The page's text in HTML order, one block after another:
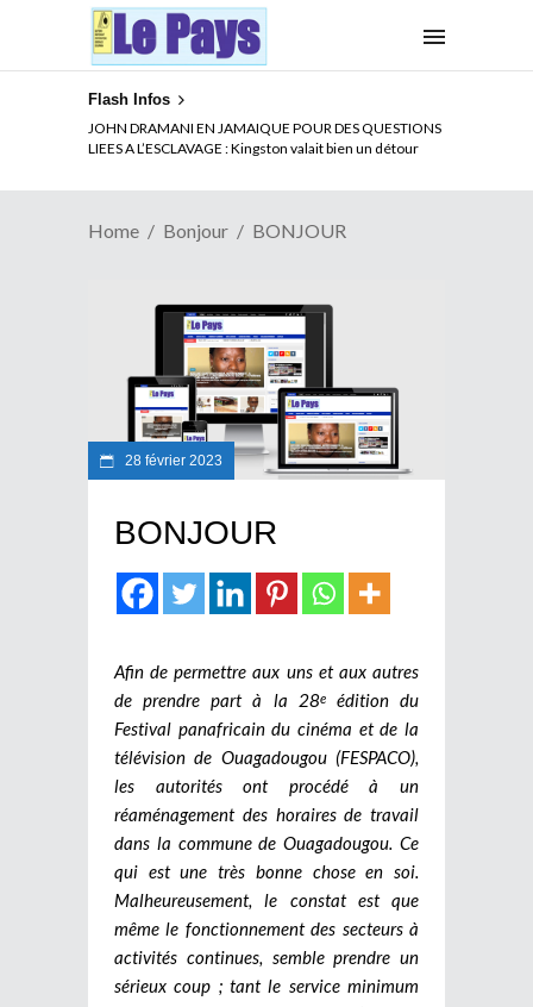
Flash Infos
JOHN DRAMANI EN JAMAIQUE POUR DES QUESTIONS
LIEES A L’ESCLAVAGE : Kingston valait bien un détour
Home Bonjour BONJOUR
28 février 2023
BONJOUR
Afin de permettre aux uns et aux autres
de prendre part à la 28eédition du
Festival panafricain du cinéma et de la
télévision de Ouagadougou (FESPACO),
les autorités ont procédé à un
réaménagement des horaires de travail
dans la commune de Ouagadougou. Ce
qui est une très bonne chose en soi.
Malheureusement, le constat est que
même le fonctionnement des secteurs à
activités continues, semble prendre un
sérieux coup ; tant le service minimum